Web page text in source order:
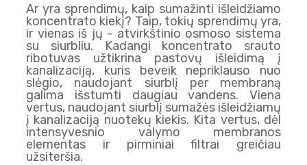
Ar yra sprendimų, kaip sumažinti išleidžiamo
koncentrato kiekį? Taip, tokių sprendimų yra,
ir vienas iš jų - atvirkštinio osmoso sistema
su siurbliu. Kadangi koncentrato srauto
ribotuvas užtikrina pastovų išleidimą į
kanalizaciją, kuris beveik nepriklauso nuo
slėgio, naudojant siurblį per membraną
galima išstumti daugiau vandens. Viena
vertus, naudojant siurblį sumažės išleidžiamų
į kanalizaciją nuotekų kiekis. Kita vertus, dėl
intensyvesnio valymo membranos
elementas ir pirminiai filtrai greičiau
užsiteršia.